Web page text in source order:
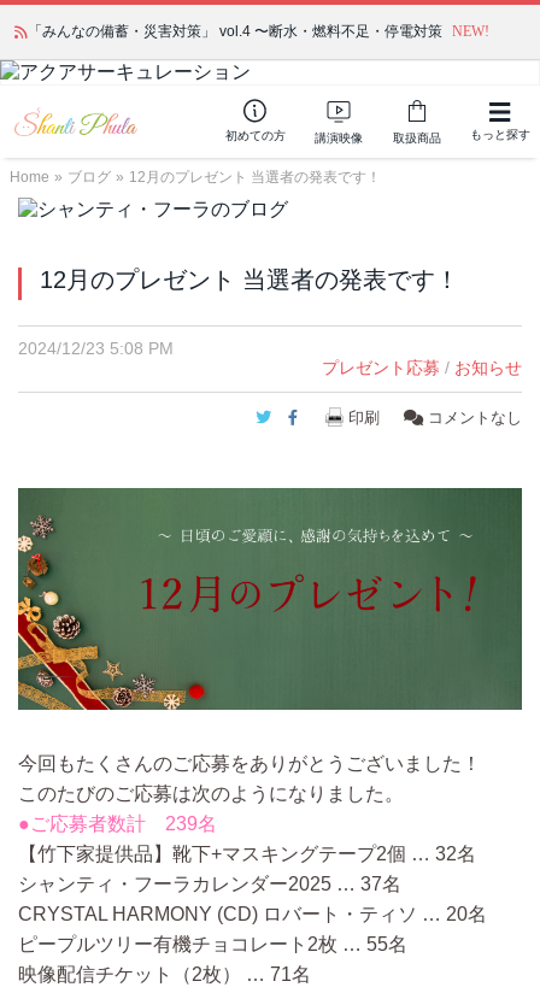
「みんなの備蓄・災害対策」 vol.4 〜断水・燃料不足・停電対策 NEW!
初めての方 講演映像 取扱商品 もっと探す
Home » ブログ » 12月のプレゼント 当選者の発表です！
12月のプレゼント 当選者の発表です！
2024/12/23 5:08 PM
プレゼント応募 / お知らせ
Twitter
Facebook
印刷 コメントなし
今回もたくさんのご応募をありがとうございました！
このたびのご応募は次のようになりました。
●ご応募者数計 239名
【竹下家提供品】靴下+マスキングテープ2個 … 32名
シャンティ・フーラカレンダー2025 … 37名
CRYSTAL HARMONY (CD) ロバート・ティソ … 20名
ピープルツリー有機チョコレート2枚 … 55名
映像配信チケット（2枚） … 71名